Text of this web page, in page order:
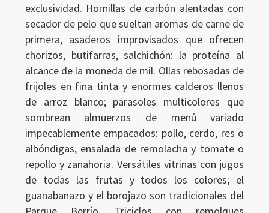
exclusividad. Hornillas de carbón alentadas con
secador de pelo que sueltan aromas de carne de
primera, asaderos improvisados que ofrecen
chorizos, butifarras, salchichón: la proteína al
alcance de la moneda de mil. Ollas rebosadas de
frijoles en fina tinta y enormes calderos llenos
de arroz blanco; parasoles multicolores que
sombrean almuerzos de menú variado
impecablemente empacados: pollo, cerdo, res o
albóndigas, ensalada de remolacha y tomate o
repollo y zanahoria. Versátiles vitrinas con jugos
de todas las frutas y todos los colores; el
guanabanazo y el borojazo son tradicionales del